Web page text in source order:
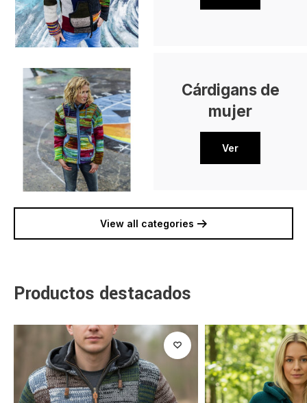
Cárdigans de
mujer
Ver
View all categories
Productos destacados